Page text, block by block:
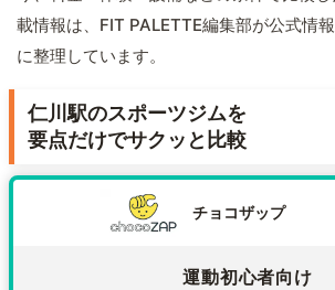
載情報は、FIT PALETTE編集部が公式情
に整理しています。
仁川駅のスポーツジムを
要点だけでサクッと比較
チョコザップ
運動初心者向け